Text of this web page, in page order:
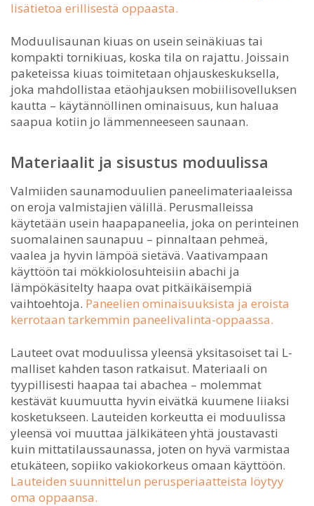
lisätietoa erillisestä oppaasta.
Moduulisaunan kiuas on usein seinäkiuas tai
kompakti tornikiuas, koska tila on rajattu. Joissain
paketeissa kiuas toimitetaan ohjauskeskuksella,
joka mahdollistaa etäohjauksen mobiilisovelluksen
kautta – käytännöllinen ominaisuus, kun haluaa
saapua kotiin jo lämmenneeseen saunaan.
Materiaalit ja sisustus moduulissa
Valmiiden saunamoduulien paneelimateriaaleissa
on eroja valmistajien välillä. Perusmalleissa
käytetään usein haapapaneelia, joka on perinteinen
suomalainen saunapuu – pinnaltaan pehmeä,
vaalea ja hyvin lämpöä sietävä. Vaativampaan
käyttöön tai mökkiolosuhteisiin abachi ja
lämpökäsitelty haapa ovat pitkäikäisempiä
vaihtoehtoja. Paneelien ominaisuuksista ja eroista
kerrotaan tarkemmin paneelivalinta-oppaassa.
Lauteet ovat moduulissa yleensä yksitasoiset tai L-
malliset kahden tason ratkaisut. Materiaali on
tyypillisesti haapaa tai abachea – molemmat
kestävät kuumuutta hyvin eivätkä kuumene liiaksi
kosketukseen. Lauteiden korkeutta ei moduulissa
yleensä voi muuttaa jälkikäteen yhtä joustavasti
kuin mittatilaussaunassa, joten on hyvä varmistaa
etukäteen, sopiiko vakiokorkeus omaan käyttöön.
Lauteiden suunnittelun perusperiaatteista löytyy
oma oppaansa.